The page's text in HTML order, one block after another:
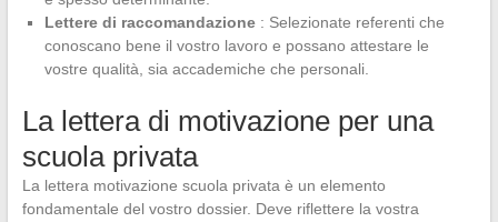
Lettere di raccomandazione: Selezionate referenti che
conoscano bene il vostro lavoro e possano attestare le
vostre qualità, sia accademiche che personali.
La lettera di motivazione per una
scuola privata
La lettera motivazione scuola privata è un elemento
fondamentale del vostro dossier. Deve riflettere la vostra